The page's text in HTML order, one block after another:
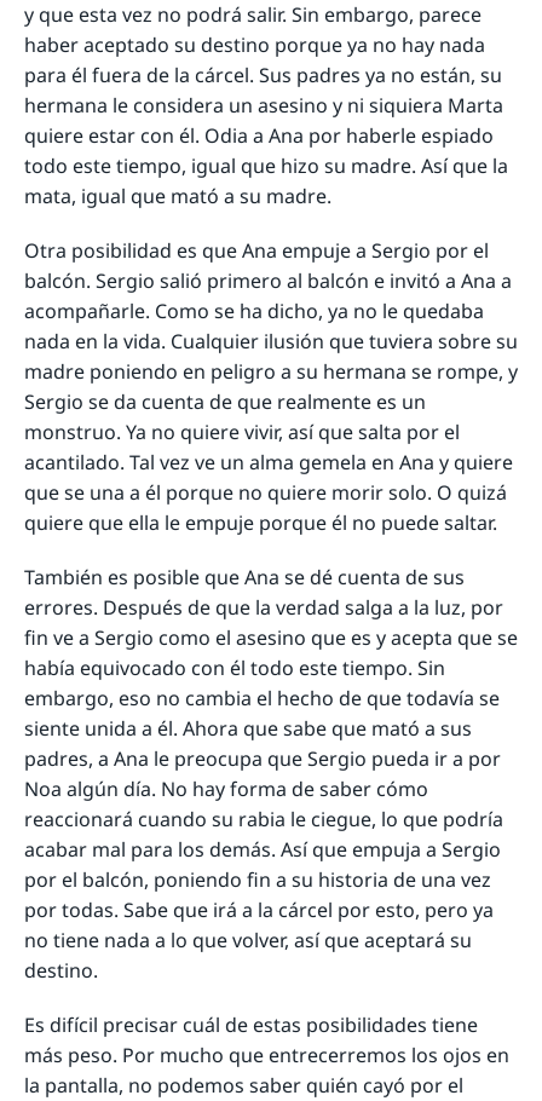
y que esta vez no podrá salir. Sin embargo, parece
haber aceptado su destino porque ya no hay nada
para él fuera de la cárcel. Sus padres ya no están, su
hermana le considera un asesino y ni siquiera Marta
quiere estar con él. Odia a Ana por haberle espiado
todo este tiempo, igual que hizo su madre. Así que la
mata, igual que mató a su madre.
Otra posibilidad es que Ana empuje a Sergio por el
balcón. Sergio salió primero al balcón e invitó a Ana a
acompañarle. Como se ha dicho, ya no le quedaba
nada en la vida. Cualquier ilusión que tuviera sobre su
madre poniendo en peligro a su hermana se rompe, y
Sergio se da cuenta de que realmente es un
monstruo. Ya no quiere vivir, así que salta por el
acantilado. Tal vez ve un alma gemela en Ana y quiere
que se una a él porque no quiere morir solo. O quizá
quiere que ella le empuje porque él no puede saltar.
También es posible que Ana se dé cuenta de sus
errores. Después de que la verdad salga a la luz, por
fin ve a Sergio como el asesino que es y acepta que se
había equivocado con él todo este tiempo. Sin
embargo, eso no cambia el hecho de que todavía se
siente unida a él. Ahora que sabe que mató a sus
padres, a Ana le preocupa que Sergio pueda ir a por
Noa algún día. No hay forma de saber cómo
reaccionará cuando su rabia le ciegue, lo que podría
acabar mal para los demás. Así que empuja a Sergio
por el balcón, poniendo fin a su historia de una vez
por todas. Sabe que irá a la cárcel por esto, pero ya
no tiene nada a lo que volver, así que aceptará su
destino.
Es difícil precisar cuál de estas posibilidades tiene
más peso. Por mucho que entrecerremos los ojos en
la pantalla, no podemos saber quién cayó por el